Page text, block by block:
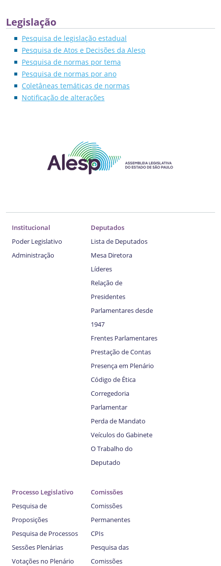
Legislação
Pesquisa de legislação estadual
Pesquisa de Atos e Decisões da Alesp
Pesquisa de normas por tema
Pesquisa de normas por ano
Coletâneas temáticas de normas
Notificação de alterações
Institucional
Poder Legislativo
Administração
Deputados
Lista de Deputados
Mesa Diretora
Líderes
Relação de
Presidentes
Parlamentares desde
1947
Frentes Parlamentares
Prestação de Contas
Presença em Plenário
Código de Ética
Corregedoria
Parlamentar
Perda de Mandato
Veículos do Gabinete
O Trabalho do
Deputado
Processo Legislativo
Pesquisa de
Proposições
Pesquisa de Processos
Sessões Plenárias
Votações no Plenário
Comissões
Comissões
Permanentes
CPIs
Pesquisa das
Comissões